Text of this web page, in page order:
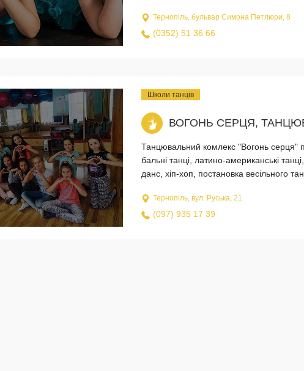
Тернопіль, бульвар Симона Петлюри, 8
(0352) 51 36 66
Школи танців
ВОГОНЬ СЕРЦЯ,
Танцювальний комлекс "Вогонь серця"
бальні танці, латино-американські
данс, хіп-хоп, постановка весільного
Тернопіль, вул. Руська, 21
(097) 935 17 39